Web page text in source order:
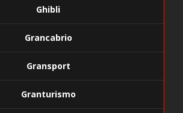
Ghibli
Grancabrio
Gransport
Granturismo